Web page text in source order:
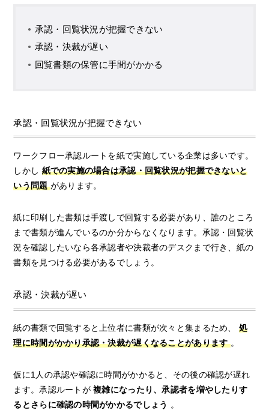
承認・回覧状況が把握できない
承認・決裁が遅い
回覧書類の保管に手間がかかる
承認・回覧状況が把握できない
ワークフロー承認ルートを紙で実施している企業は多いです。
しかし 紙での実施の場合は承認・回覧状況が把握できないと
いう問題があります。
紙に印刷した書類は手渡しで回覧する必要があり、誰のところ
まで書類が進んでいるのか分からなくなります。承認・回覧状
況を確認したいなら各承認者や決裁者のデスクまで行き、紙の
書類を見つける必要があるでしょう。
承認・決裁が遅い
紙の書類で回覧すると上位者に書類が次々と集まるため、 処
理に時間がかかり承認・決裁が遅くなることがあります。
仮に1人の承認や確認に時間がかかると、その後の確認が遅れ
ます。承認ルートが複雑になったり、承認者を増やしたりす
るとさらに確認の時間がかかるでしょう
。